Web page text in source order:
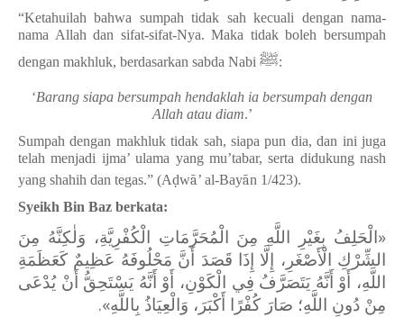
“Ketahuilah bahwa sumpah tidak sah kecuali dengan nama-
nama Allah dan sifat-sifat-Nya. Maka tidak boleh bersumpah
dengan makhluk, berdasarkan sabda Nabi ﷺ:
‘Barang siapa bersumpah hendaklah ia bersumpah dengan
Allah atau diam.’
Sumpah dengan makhluk tidak sah, siapa pun dia, dan ini juga
telah menjadi ijma’ ulama yang mu’tabar, serta didukung nash
yang shahih dan tegas.” (Aḍwā’ al-Bayān 1/423).
Syeikh Bin Baz berkata:
«‌الْحَلِفُ بِغَيْرِ اللَّهِ مِنَ الْمُحَرَّمَاتِ الْكُفْرِيَّةِ، وَلٰكِنَّهُ مِنَ
الشِّرْكِ الْأَصْغَرِ، إِلَّا إِذَا قَصَدَ أَنَّ مَحْلُوفَهُ عَظِيمٌ كَعَظَمَةِ
اللَّهِ، أَوْ أَنَّهُ يَتَصَرَّفُ فِي الْكَوْنِ، أَوْ أَنَّهُ يَسْتَحِقُّ أَنْ يُدْعَى
مِنْ دُونِ اللَّهِ؛ صَارَ كُفْرًا أَكْبَرَ، وَالْعِيَاذُ بِاللَّهِ».